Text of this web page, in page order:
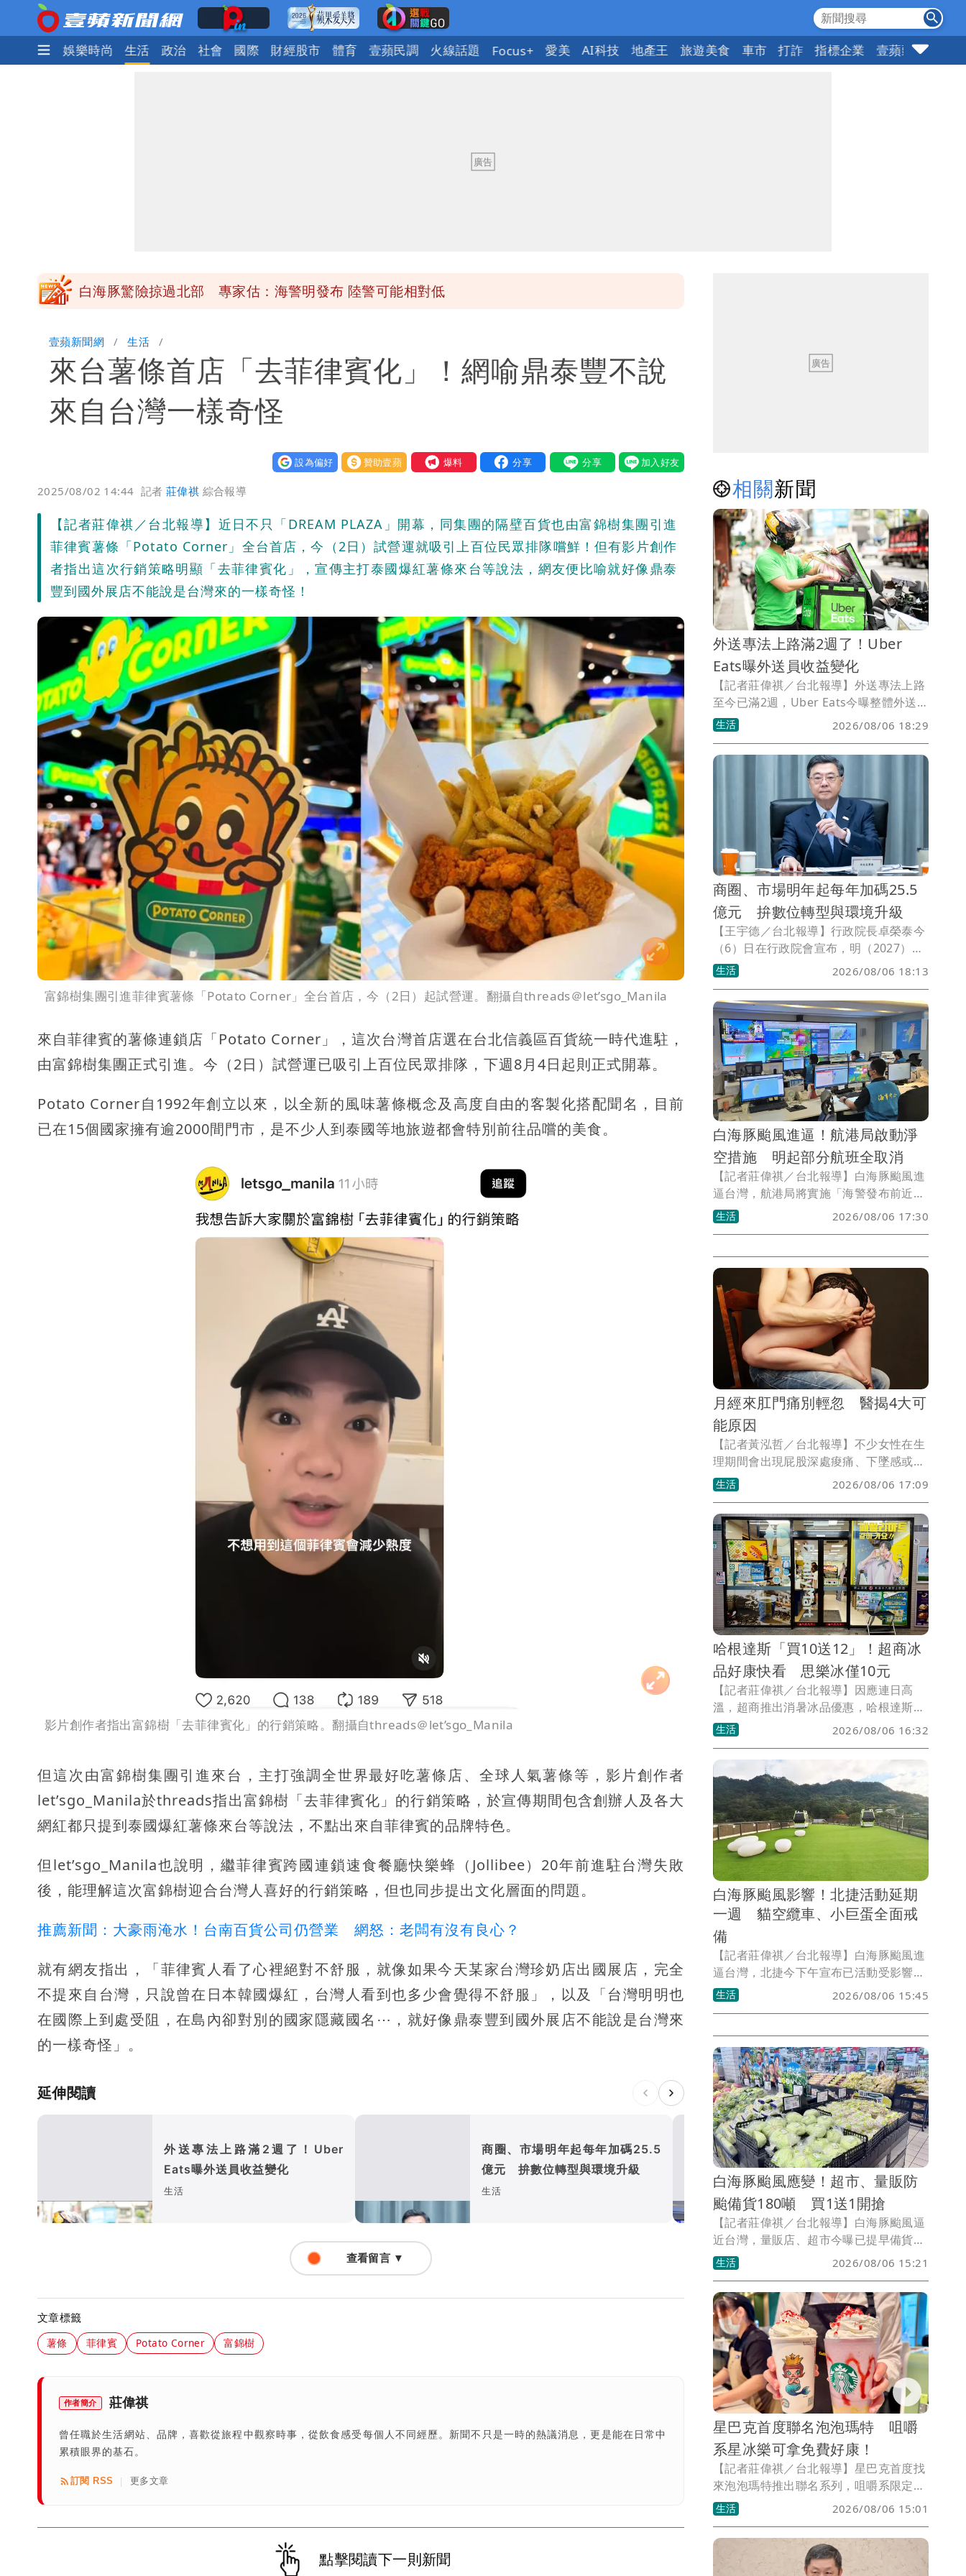
熱門 娛樂時尚 生活 政治 社會 國際 財經股市 體育 壹蘋民調 火線話題 Focus+ 愛美 AI科技 地產王 旅遊美食 車市 打詐 指標企業 壹蘋頭家
白海豚驚險掠過北部 專家估：海警明發布 陸警可能相對低
白海豚颱風逼近！鄭明典示警「恐遇黑潮變強」 路徑分歧藏警訊：不利強度維持
壹蘋新聞網 生活
來台薯條首店「去菲律賓化」！網喻鼎泰豐不說
來自台灣一樣奇怪
設為偏好 贊助壹蘋 我要爆料
2025/08/02 14:44 記者莊偉祺 綜合報導
【記者莊偉祺／台北報導】近日不只「DREAM PLAZA」開幕，同集團的隔壁百貨也由富錦樹集團引進
菲律賓薯條「Potato Corner」全台首店，今（2日）試營運就吸引上百位民眾排隊嚐鮮！但有影片創作
者指出這次行銷策略明顯「去菲律賓化」，宣傳主打泰國爆紅薯條來台等說法，網友便比喻就好像鼎泰
豐到國外展店不能說是台灣來的一樣奇怪！
富錦樹集團引進菲律賓薯條「Potato Corner」全台首店，今（2日）起試營運。翻攝自threads＠let’sgo_Manila
來自菲律賓的薯條連鎖店「Potato Corner」，這次台灣首店選在台北信義區百貨統一時代進駐，
由富錦樹集團正式引進。今（2日）試營運已吸引上百位民眾排隊，下週8月4日起則正式開幕。
Potato Corner自1992年創立以來，以全新的風味薯條概念及高度自由的客製化搭配聞名，目前
已在15個國家擁有逾2000間門市，是不少人到泰國等地旅遊都會特別前往品嚐的美食。
影片創作者指出富錦樹「去菲律賓化」的行銷策略。翻攝自threads＠let’sgo_Manila
但這次由富錦樹集團引進來台，主打強調全世界最好吃薯條店、全球人氣薯條等，影片創作者
let’sgo_Manila於threads指出富錦樹「去菲律賓化」的行銷策略，於宣傳期間包含創辦人及各大
網紅都只提到泰國爆紅薯條來台等說法，不點出來自菲律賓的品牌特色。
但let’sgo_Manila也說明，繼菲律賓跨國連鎖速食餐廳快樂蜂（Jollibee）20年前進駐台灣失敗
後，能理解這次富錦樹迎合台灣人喜好的行銷策略，但也同步提出文化層面的問題。
推薦新聞：大豪雨淹水！台南百貨公司仍營業 網怒：老闆有沒有良心？
就有網友指出，「菲律賓人看了心裡絕對不舒服，就像如果今天某家台灣珍奶店出國展店，完全
不提來自台灣，只說曾在日本韓國爆紅，台灣人看到也多少會覺得不舒服」，以及「台灣明明也
在國際上到處受阻，在島內卻對別的國家隱藏國名⋯，就好像鼎泰豐到國外展店不能說是台灣來
的一樣奇怪」。
延伸閱讀
外送專法上路滿2週了！Uber
Eats曝外送員收益變化
生活
商圈、市場明年起每年加碼25.5
億元 拚數位轉型與環境升級
生活
白海豚颱風進逼！航港局啟
空措施 明起部分航班全取消
生活
查看留言 ▼
文章標籤
薯條 菲律賓 Potato Corner 富錦樹
作者簡介 莊偉祺
曾任職於生活網站、品牌，喜歡從旅程中觀察時事，從飲食感受每個人不同經歷。新聞不只是一時的熱議消息，更是能在日常中
累積眼界的基石。
訂閱 RSS | 更多文章
點擊閱讀下一則新聞
相關新聞
外送專法上路滿2週了！Uber
Eats曝外送員收益變化
【記者莊偉祺／台北報導】外送專法上路
至今已滿2週，Uber Eats今曝整體外送
員收益結構呈現正面成長，但各別實際收
入受市場供需、上線人數等影響，並強調
疊單內的各趟行程仍分別適用完整的基本
報酬最低金額保障。
生活 2026/08/06 18:29
商圈、市場明年起每年加碼25.5
億元 拚數位轉型與環境升級
【王宇德／台北報導】行政院長卓榮泰今
（6）日在行政院會宣布，明（2027）年
起將透過「中小微企業轉型升級發展方
案」，每年加碼25.5億元，推動全台商
圈、市場及夜市數位化、國際化與環境升
級，改善公共設施與消費環境，提升小
型、微型商家競爭力。
生活 2026/08/06 18:13
白海豚颱風進逼！航港局啟動淨
空措施 明起部分航班全取消
【記者莊偉祺／台北報導】白海豚颱風進
逼台灣，航港局將實施「海警發布前近岸
12浬海域淨空措施」，籲請警戒區內船舶
及早駛離近岸12浬海域警戒區避風。同
停航，明起更有航線全取消的狀況。
生活 2026/08/06 17:30
月經來肛門痛別輕忽 醫揭4大可
能原因
【記者黃泓哲／台北報導】不少女性在生
理期間會出現屁股深處痠痛、下墜感或排
便不適，第一時間往往以為是痔瘡發作。
不過大腸直腸外科醫師張良實提醒，經期
出現肛門或臀部疼痛，不一定都是痔瘡造
成，背後可能與荷爾蒙變化、骨盆腔問題
或婦科疾病有關。
生活 2026/08/06 17:09
哈根達斯「買10送12」！超商冰
品好康快看 思樂冰僅10元
【記者莊偉祺／台北報導】因應連日高
溫，超商推出消暑冰品優惠，哈根達斯竟
買10送12、買30送36，還有配合飲料冰
品活動推出韓團Super Junior成員的圭賢
主題店，另一超商更有霜淇淋、思樂冰特
大杯優惠。
生活 2026/08/06 16:32
白海豚颱風影響！北捷活動延期
一週 貓空纜車、小巨蛋全面戒
備
【記者莊偉祺／台北報導】白海豚颱風進
逼台灣，北捷今下午宣布已活動受影響，
包含星空電影院延期一週播放，貓空纜
車、兒童新樂園、台北小巨蛋則全面戒
生活 2026/08/06 15:45
白海豚颱風應變！超市、量販防
颱備貨180噸 買1送1開搶
【記者莊偉祺／台北報導】白海豚颱風逼
近台灣，量販店、超市今曝已提早備貨，
包含生鮮蔬果總備貨量提升2倍達180噸等
措施，且配合中元普渡採買需求同步推出
買1送1、第2件5折，以及葉菜每包39元
等優惠。
生活 2026/08/06 15:21
星巴克首度聯名泡泡瑪特 咀嚼
系星冰樂可拿免費好康！
【記者莊偉祺／台北報導】星巴克首度找
來泡泡瑪特推出聯名系列，咀嚼系限定口
味星冰樂附經典角色MOLLY杯款，還可
拿免費周邊，另有6大商品每項880元起，
包含水杯、馬克杯盤組及手提袋等。
生活 2026/08/06 15:01